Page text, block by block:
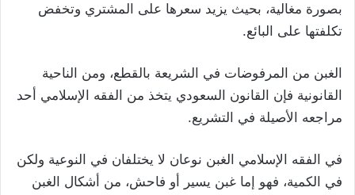
بصورة مغالية، بحيث يزيد سعرها على المشتري وتخفض
تكلفتها على البائع.
الغبن من المرفوضات في الشريعة بالقطع، ومن الناحية
القانونية فإن القانون السعودي يتخذ من الفقه الإسلامي أحد
مراجعه الأصيلة في التشريع.
في الفقه الإسلامي الغبن نوعان لا يختلفان في النوعية ولكن
في الكمية، فهو إما غبن يسير أو فاحش، من أشكال الغبن